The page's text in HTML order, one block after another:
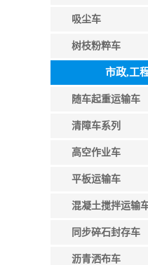
吸尘车
树枝粉粹车
市政,工
随车起重运输车
清障车系列
高空作业车
平板运输车
混凝土搅拌运输
同步碎石封存车
沥青洒布车